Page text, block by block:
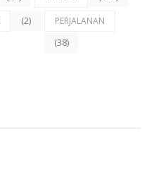
(2) PERJALANAN
(38)